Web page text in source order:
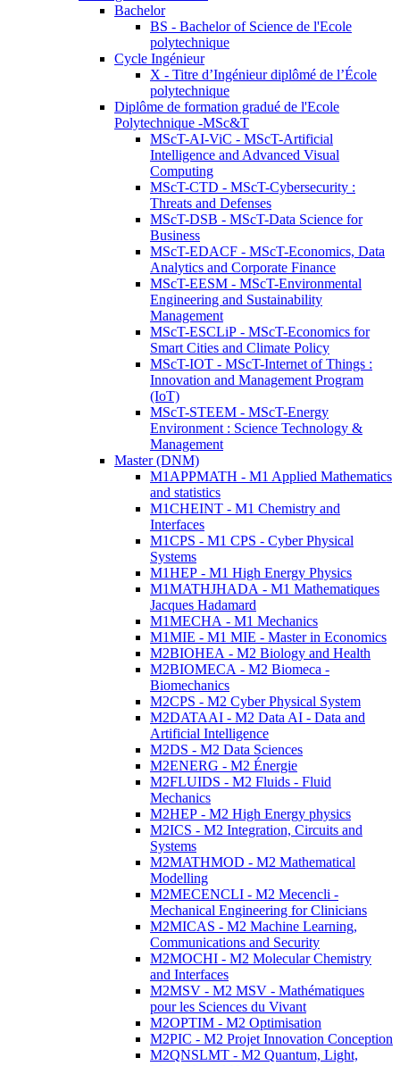
Bachelor
BS - Bachelor of Science de l'Ecole
polytechnique
Cycle Ingénieur
X - Titre d’Ingénieur diplômé de l’École
polytechnique
Diplôme de formation gradué de l'Ecole
Polytechnique -MSc&T
MScT-AI-ViC - MScT-Artificial
Intelligence and Advanced Visual
Computing
MScT-CTD - MScT-Cybersecurity :
Threats and Defenses
MScT-DSB - MScT-Data Science for
Business
MScT-EDACF - MScT-Economics, Data
Analytics and Corporate Finance
MScT-EESM - MScT-Environmental
Engineering and Sustainability
Management
MScT-ESCLiP - MScT-Economics for
Smart Cities and Climate Policy
MScT-IOT - MScT-Internet of Things :
Innovation and Management Program
(IoT)
MScT-STEEM - MScT-Energy
Environment : Science Technology &
Management
Master (DNM)
M1APPMATH - M1 Applied Mathematics
and statistics
M1CHEINT - M1 Chemistry and
Interfaces
M1CPS - M1 CPS - Cyber Physical
Systems
M1HEP - M1 High Energy Physics
M1MATHJHADA - M1 Mathematiques
Jacques Hadamard
M1MECHA - M1 Mechanics
M1MIE - M1 MIE - Master in Economics
M2BIOHEA - M2 Biology and Health
M2BIOMECA - M2 Biomeca -
Biomechanics
M2CPS - M2 Cyber Physical System
M2DATAAI - M2 Data AI - Data and
Artificial Intelligence
M2DS - M2 Data Sciences
M2ENERG - M2 Énergie
M2FLUIDS - M2 Fluids - Fluid
Mechanics
M2HEP - M2 High Energy physics
M2ICS - M2 Integration, Circuits and
Systems
M2MATHMOD - M2 Mathematical
Modelling
M2MECENCLI - M2 Mecencli -
Mechanical Engineering for Clinicians
M2MICAS - M2 Machine Learning,
Communications and Security
M2MOCHI - M2 Molecular Chemistry
and Interfaces
M2MSV - M2 MSV - Mathématiques
pour les Sciences du Vivant
M2OPTIM - M2 Optimisation
M2PIC - M2 Projet Innovation Conception
M2QNSLMT - M2 Quantum, Light,